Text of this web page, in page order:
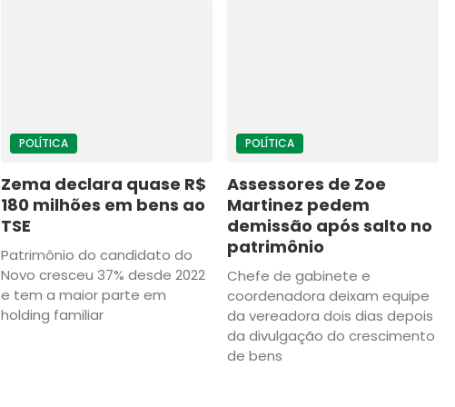
POLÍTICA
Zema declara quase R$
180 milhões em bens ao
TSE
Patrimônio do candidato do
Novo cresceu 37% desde 2022
e tem a maior parte em
holding familiar
POLÍTICA
Assessores de Zoe
Martinez pedem
demissão após salto no
patrimônio
Chefe de gabinete e
coordenadora deixam equipe
da vereadora dois dias depois
da divulgação do crescimento
de bens